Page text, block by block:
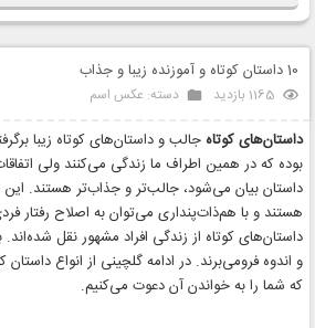
10 داستان کوتاه و آموزنده زیبا و جذاب
1165 بازدید دسته: عکس اسم
داستان‌‌های کوتاه جالب و داستان‌های کوتاه زیبا
بوده که در همین اطراف ما زندگی می‌کنند ولی
داستان بیان می‌شود، جالب‌تر و جذاب‌تر هستند. این
هستند و با هم‌ذات‌پنداری می‌توان به اصلاح رفتار
داستان‌های کوتاه از زندگی افراد مشهور نقل
و اندوه فرومی‌برند. در ادامه گلچینی از انواع داستان
که شما را به خواندن آن دعوت می‌کنیم.